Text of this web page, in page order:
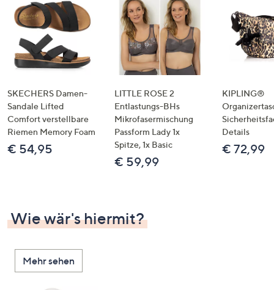
SKECHERS Damen-
Sandale Lifted
Comfort verstellbare
Riemen Memory Foam
€ 54,95
LITTLE ROSE 2
Entlastungs-BHs
Mikrofasermischung
Passform Lady 1x
Spitze, 1x Basic
€ 59,99
KIPLING®
Details
€ 72,99
Wie wär's hiermit?
Mehr sehen